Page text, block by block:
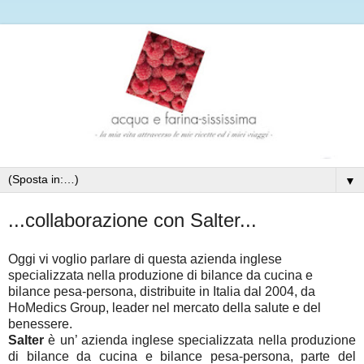
▼
...collaborazione con Salter...
Oggi vi voglio parlare di questa azienda inglese
specializzata nella produzione di bilance da cucina e
bilance pesa-persona, distribuite in Italia dal 2004, da
HoMedics Group, leader nel mercato della salute e del
benessere.
Salter è un’ azienda inglese specializzata nella produzione
di bilance da cucina e bilance pesa-persona, parte del